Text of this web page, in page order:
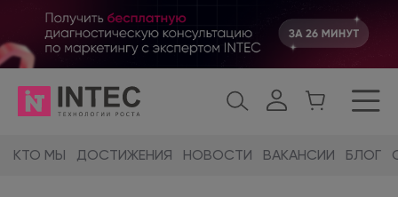
КТО МЫ ДОСТИЖЕНИЯ НОВОСТИ ВАКАНСИИ БЛОГ